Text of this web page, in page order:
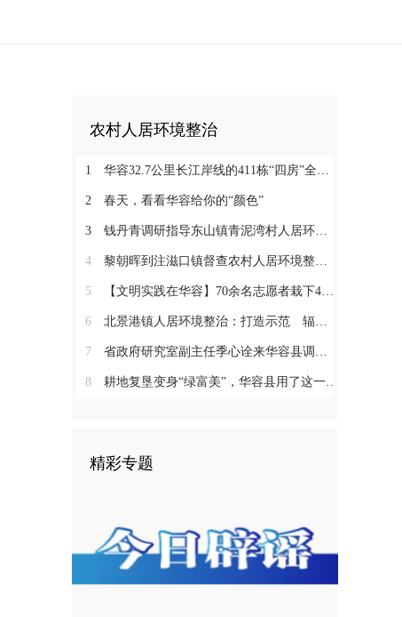
农村人居环境整治
1 华容32.7公里长江岸线的411栋“四房”全部被拆除
2 春天，看看华容给你的“颜色”
3 钱丹青调研指导东山镇青泥湾村人居环境整治工作
4 黎朝晖到注滋口镇督查农村人居环境整治工作
5 【文明实践在华容】70余名志愿者栽下400多株“希望之树”
6 北景港镇人居环境整治：打造示范 辐射带动 全域推进
7 省政府研究室副主任季心诠来华容县调研农村建房和宜居美丽乡村建设
8 耕地复垦变身“绿富美”，华容县用了这一招！
精彩专题